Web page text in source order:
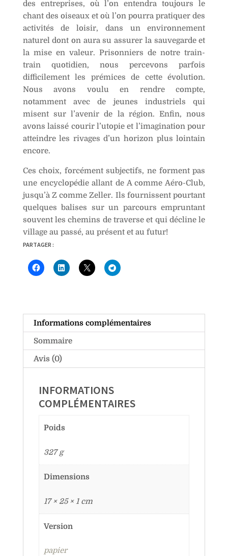
des entreprises, où l’on entendra toujours le
chant des oiseaux et où l’on pourra pratiquer des
activités de loisir, dans un environnement
naturel dont on aura su assurer la sauvegarde et
la mise en valeur. Prisonniers de notre train-
train quotidien, nous percevons parfois
difficilement les prémices de cette évolution.
Nous avons voulu en rendre compte,
notamment avec de jeunes industriels qui
misent sur l’avenir de la région. Enfin, nous
avons laissé courir l’utopie et l’imagination pour
atteindre les rivages d’un horizon plus lointain
encore.
Ces choix, forcément subjectifs, ne forment pas
une encyclopédie allant de A comme Aéro-Club,
jusqu’à Z comme Zeller. Ils fournissent pourtant
quelques balises sur un parcours empruntant
souvent les chemins de traverse et qui décline le
village au passé, au présent et au futur!
PARTAGER :
Informations complémentaires
Sommaire
Avis (0)
INFORMATIONS
COMPLÉMENTAIRES
Poids
327 g
Dimensions
17 × 25 × 1 cm
Version
papier